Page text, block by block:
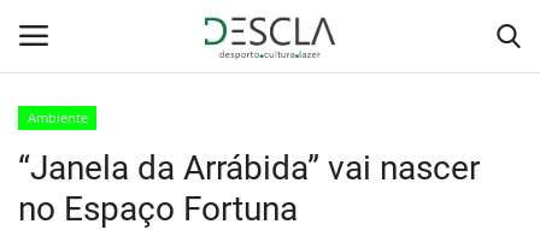
Home
Ambiente
“Janela da Arrábida” vai nascer
no Espaço Fortuna